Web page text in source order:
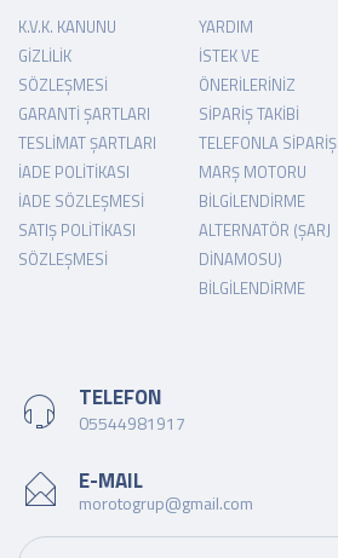
K.V.K. KANUNU
GIZLILIK
SÖZLEŞMESI
GARANTI ŞARTLARI
TESLIMAT ŞARTLARI
İADE POLITIKASI
İADE SÖZLEŞMESI
SATIŞ POLITIKASI
SÖZLEŞMESI
YARDIM
İSTEK VE
ÖNERILERINIZ
SIPARIŞ TAKIBI
TELEFONLA SIPARIŞ
MARŞ MOTORU
BILGILENDIRME
ALTERNATÖR (ŞARJ
DINAMOSU)
BILGILENDIRME
TELEFON
05544981917
E-MAIL
morotogrup@gmail.com